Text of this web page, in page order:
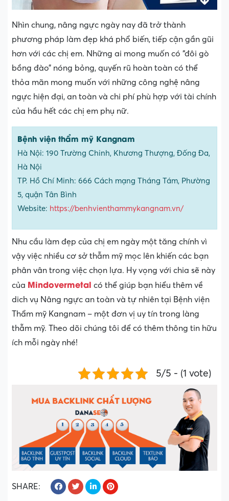
Nhìn chung, nâng ngực ngày nay đã trở thành
phương pháp làm đẹp khá phổ biến, tiếp cận gần gũi
hơn với các chị em. Những ai mong muốn có “đôi gò
bồng đào” nóng bỏng, quyến rũ hoàn toàn có thể
thỏa mãn mong muốn với những công nghệ nâng
ngực hiện đại, an toàn và chi phí phù hợp với tài chính
của hầu hết các chị em phụ nữ.
Bệnh viện thẩm mỹ Kangnam
Hà Nội: 190 Trường Chinh, Khương Thượng, Đống Đa,
Hà Nội
TP. Hồ Chí Minh: 666 Cách mạng Tháng Tám, Phường
5, quận Tân Bình
Website: https://benhvienthammykangnam.vn/
Nhu cầu làm đẹp của chị em ngày một tăng chính vì
vậy việc nhiều cơ sở thẫm mỹ mọc lên khiến các bạn
phân vân trong việc chọn lựa. Hy vọng với chia sẽ này
của Mindovermetal có thể giúp bạn hiểu thêm về
dich vụ Nâng ngực an toàn và tự nhiên tại Bệnh viện
Thẩm mỹ Kangnam – một đơn vị uy tín trong làng
thẫm mỹ. Theo dõi chúng tôi để có thêm thông tin hữu
ích mỗi ngày nhé!
5/5 - (1 vote)
SHARE: